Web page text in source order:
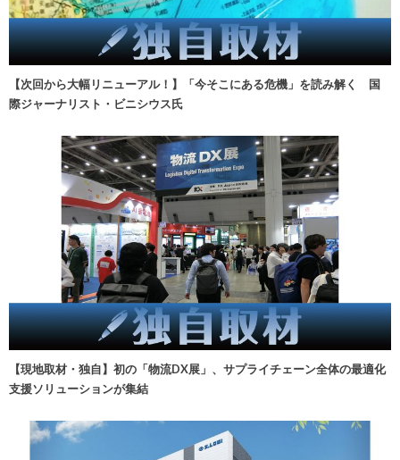
【次回から大幅リニューアル！】「今そこにある危機」を読み解く 国
際ジャーナリスト・ビニシウス氏
【現地取材・独自】初の「物流DX展」、サプライチェーン全体の最適化
支援ソリューションが集結